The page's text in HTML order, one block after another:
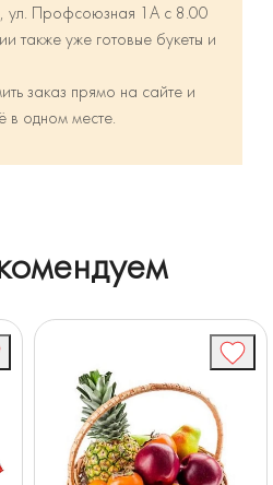
ул. Профсоюзная 1А с 8.00
также уже готовые букеты и
заказ прямо на сайте и
в одном месте.